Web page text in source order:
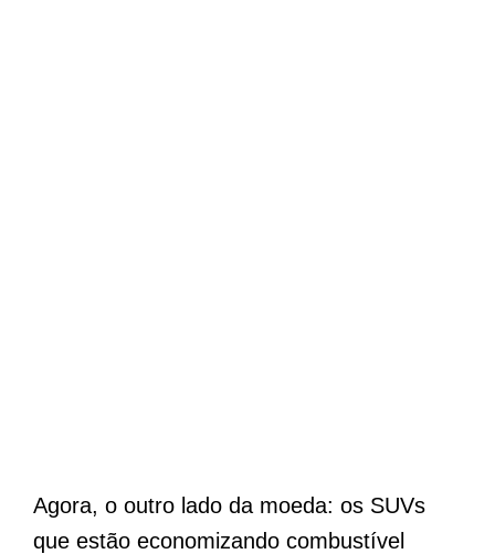
Agora, o outro lado da moeda: os SUVs
que estão economizando combustível